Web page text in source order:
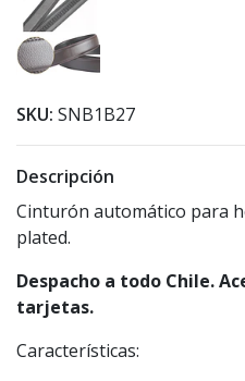
SKU: SNB1B27
Descripción
Cinturón automático para
plated.
Despacho a todo Chile.
tarjetas.
Características: